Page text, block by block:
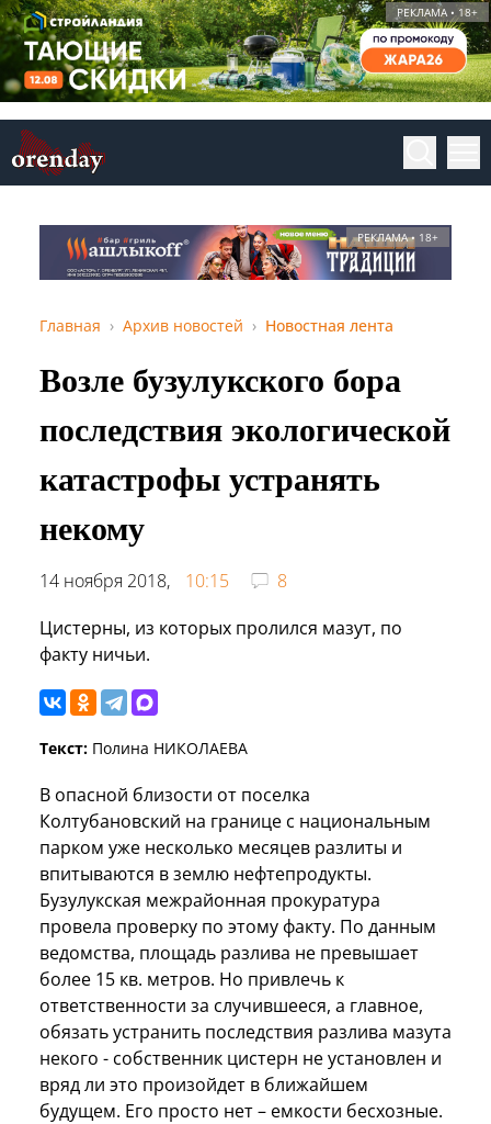
РЕКЛАМА • 18+
РЕКЛАМА • 18+
Главная Архив новостей Новостная лента
Возле бузулукского бора
последствия экологической
катастрофы устранять
некому
14 ноября 2018, 10:15
8
Цистерны, из которых пролился мазут, по
факту ничьи.
Текст: Полина НИКОЛАЕВА
В опасной близости от поселка
Колтубановский на границе с национальным
парком уже несколько месяцев разлиты и
впитываются в землю нефтепродукты.
Бузулукская межрайонная прокуратура
провела проверку по этому факту. По данным
ведомства, площадь разлива не превышает
более 15 кв. метров. Но привлечь к
ответственности за случившееся, а главное,
обязать устранить последствия разлива мазута
некого - собственник цистерн не установлен и
вряд ли это произойдет в ближайшем
будущем. Его просто нет – емкости бесхозные.